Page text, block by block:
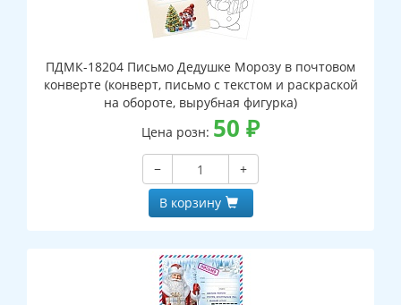
ПДМК-18204 Письмо Дедушке Морозу в почтовом
конверте (конверт, письмо с текстом и раскраской
на обороте, вырубная фигурка)
Цена розн: 50 ₽
−
+
В корзину